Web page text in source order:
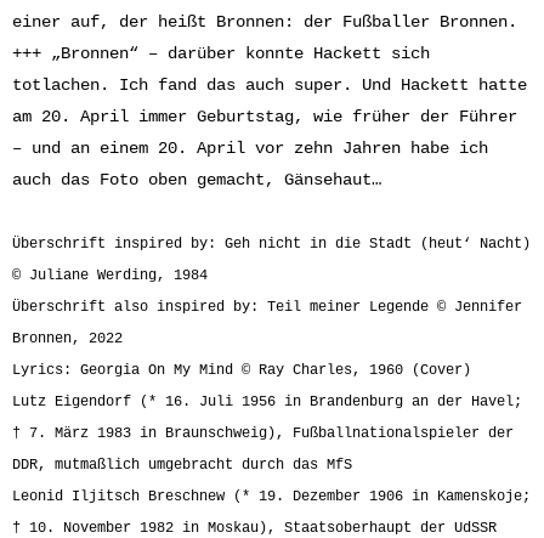
einer auf, der heißt Bronnen: der Fußballer Bronnen.
+++ „Bronnen“ – darüber konnte Hackett sich
totlachen. Ich fand das auch super. Und Hackett hatte
am 20. April immer Geburtstag, wie früher der Führer
– und an einem 20. April vor zehn Jahren habe ich
auch das Foto oben gemacht, Gänsehaut…
Überschrift inspired by: Geh nicht in die Stadt (heut‘ Nacht)
© Juliane Werding, 1984
Überschrift also inspired by: Teil meiner Legende © Jennifer
Bronnen, 2022
Lyrics: Georgia On My Mind © Ray Charles, 1960 (Cover)
Lutz Eigendorf (* 16. Juli 1956 in Brandenburg an der Havel;
† 7. März 1983 in Braunschweig), Fußballnationalspieler der
DDR, mutmaßlich umgebracht durch das MfS
Leonid Iljitsch Breschnew (* 19. Dezember 1906 in Kamenskoje;
† 10. November 1982 in Moskau), Staatsoberhaupt der UdSSR